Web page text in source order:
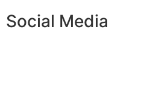
Social Media